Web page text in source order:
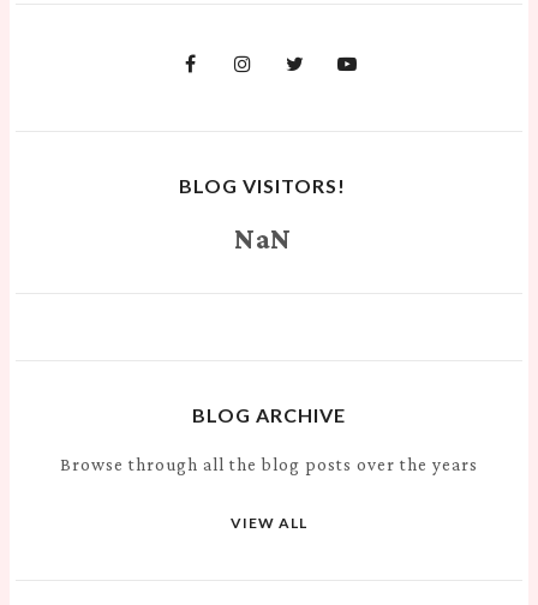
BLOG VISITORS!
NaN
BLOG ARCHIVE
Browse through all the blog posts over the years
VIEW ALL